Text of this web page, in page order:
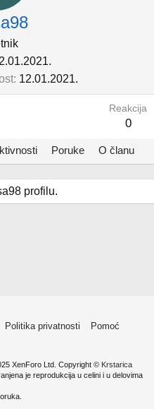
12.01.2021.
Reakcija
0
Poruke O članu
profilu.
Politika privatnosti
Pomoć
XenForo Ltd. Copyright © Krstarica
je reprodukcija u celini i u delovima